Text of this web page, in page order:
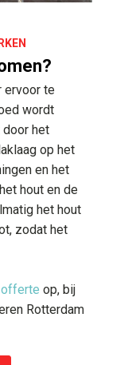
ervoor te
wordt
het
op het
en het
hout en de
het hout
zodat het
op, bij
Rotterdam